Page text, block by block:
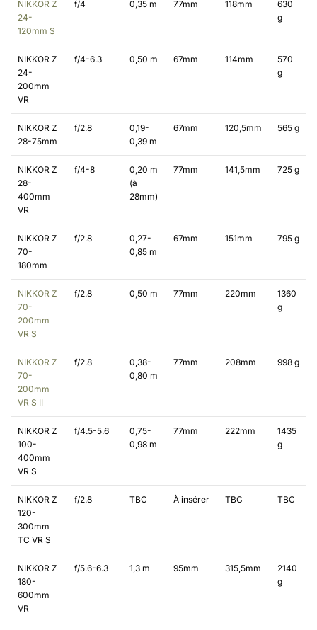
NIKKOR Z
24-
120mm S
f/4 0,35 m 77mm 118mm
630
g
NIKKOR Z
24-
200mm
VR
f/4-6.3 0,50 m 67mm 114mm
570
g
NIKKOR Z
28-75mm
f/2.8
0,19-
0,39 m
67mm 120,5mm 565 g
NIKKOR Z
28-
400mm
VR
f/4-8
0,20 m
(à
28mm)
77mm 141,5mm 725 g
NIKKOR Z
70-
180mm
f/2.8
0,27-
0,85 m
67mm 151mm 795 g
NIKKOR Z
70-
200mm
VR S
f/2.8 0,50 m 77mm 220mm
1360
g
NIKKOR Z
70-
200mm
VR S II
f/2.8
0,38-
0,80 m
77mm 208mm 998 g
NIKKOR Z
100-
400mm
VR S
f/4.5-5.6
0,75-
0,98 m
77mm 222mm
1435
g
NIKKOR Z
120-
300mm
TC VR S
f/2.8 TBC À insérer TBC TBC
NIKKOR Z
180-
600mm
VR
f/5.6-6.3 1,3 m 95mm 315,5mm
2140
g